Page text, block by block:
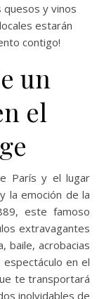
y vinos
estarán
contigo!
un
el
París y el lugar
la emoción de la
este famoso
extravagantes
baile, acrobacias
en el
te transportará
inolvidables de